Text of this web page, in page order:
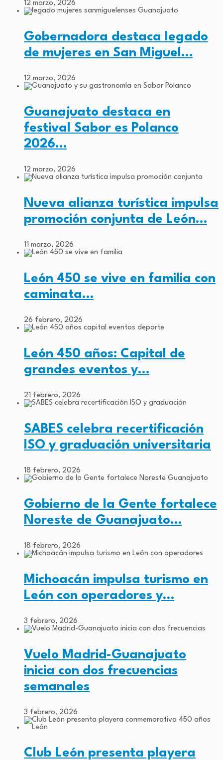
12 marzo, 2026
Gobernadora destaca legado
de mujeres en San Miguel…
12 marzo, 2026
Guanajuato destaca en
festival Sabor es Polanco
2026…
12 marzo, 2026
Nueva alianza turística impulsa
promoción conjunta de León…
11 marzo, 2026
León 450 se vive en familia con
caminata…
26 febrero, 2026
León 450 años: Capital de
grandes eventos y…
21 febrero, 2026
SABES celebra recertificación
ISO y graduación universitaria
18 febrero, 2026
Gobierno de la Gente fortalece
Noreste de Guanajuato…
18 febrero, 2026
Michoacán impulsa turismo en
León con operadores y…
3 febrero, 2026
Vuelo Madrid-Guanajuato
inicia con dos frecuencias
semanales
3 febrero, 2026
Club León presenta playera